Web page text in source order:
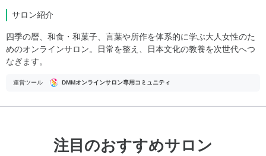
サロン紹介
四季の暦、和食・和菓子、言葉や所作を体系的に学ぶ大人女性のた
めのオンラインサロン。日常を整え、日本文化の教養を次世代へつ
なぎます。
運営ツール DMMオンラインサロン専用コミュニティ
注目のおすすめサロン